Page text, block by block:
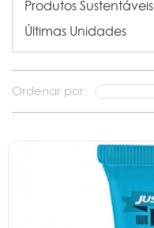
Produtos Sustentáveis
Últimas Unidades
Ordenar por: